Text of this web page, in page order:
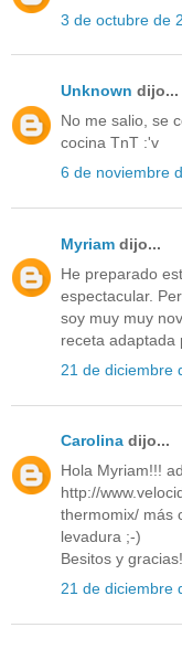
3 de octubre de
Unknown dijo...
No me salio, se
cocina TnT :'v
6 de noviembre
Myriam dijo...
He preparado
espectacular.
soy muy muy
receta adaptada
21 de diciembre
Carolina dijo...
Hola Myriam!!!
http://
thermomix/ más
levadura ;-)
Besitos y gracias!
21 de diciembre